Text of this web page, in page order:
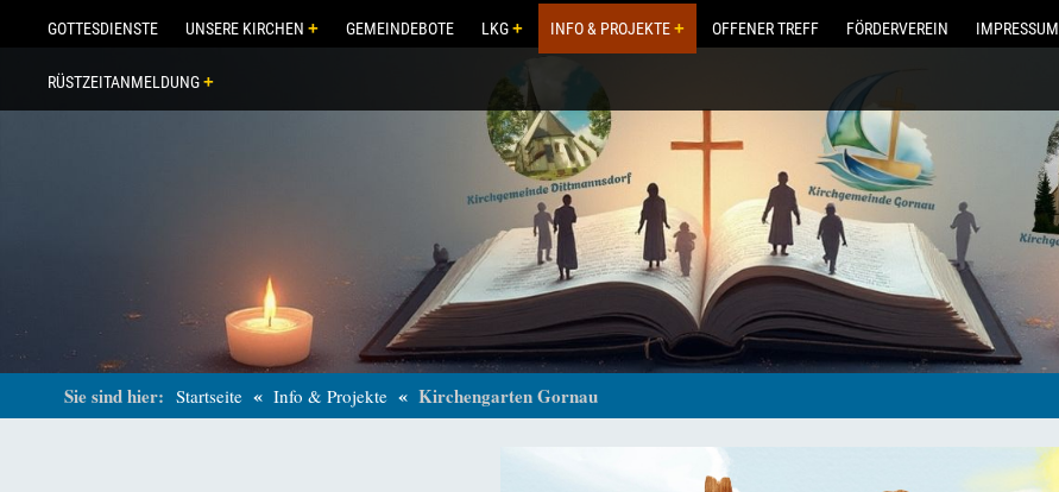
GOTTESDIENSTE UNSERE KIRCHEN GEMEINDEBOTE LKG INFO & PROJEKTE OFFENER TREFF FÖRDERVEREIN IMPRESSUM
RÜSTZEITANMELDUNG
Sie sind hier: Startseite « Info & Projekte « Kirchengarten Gornau